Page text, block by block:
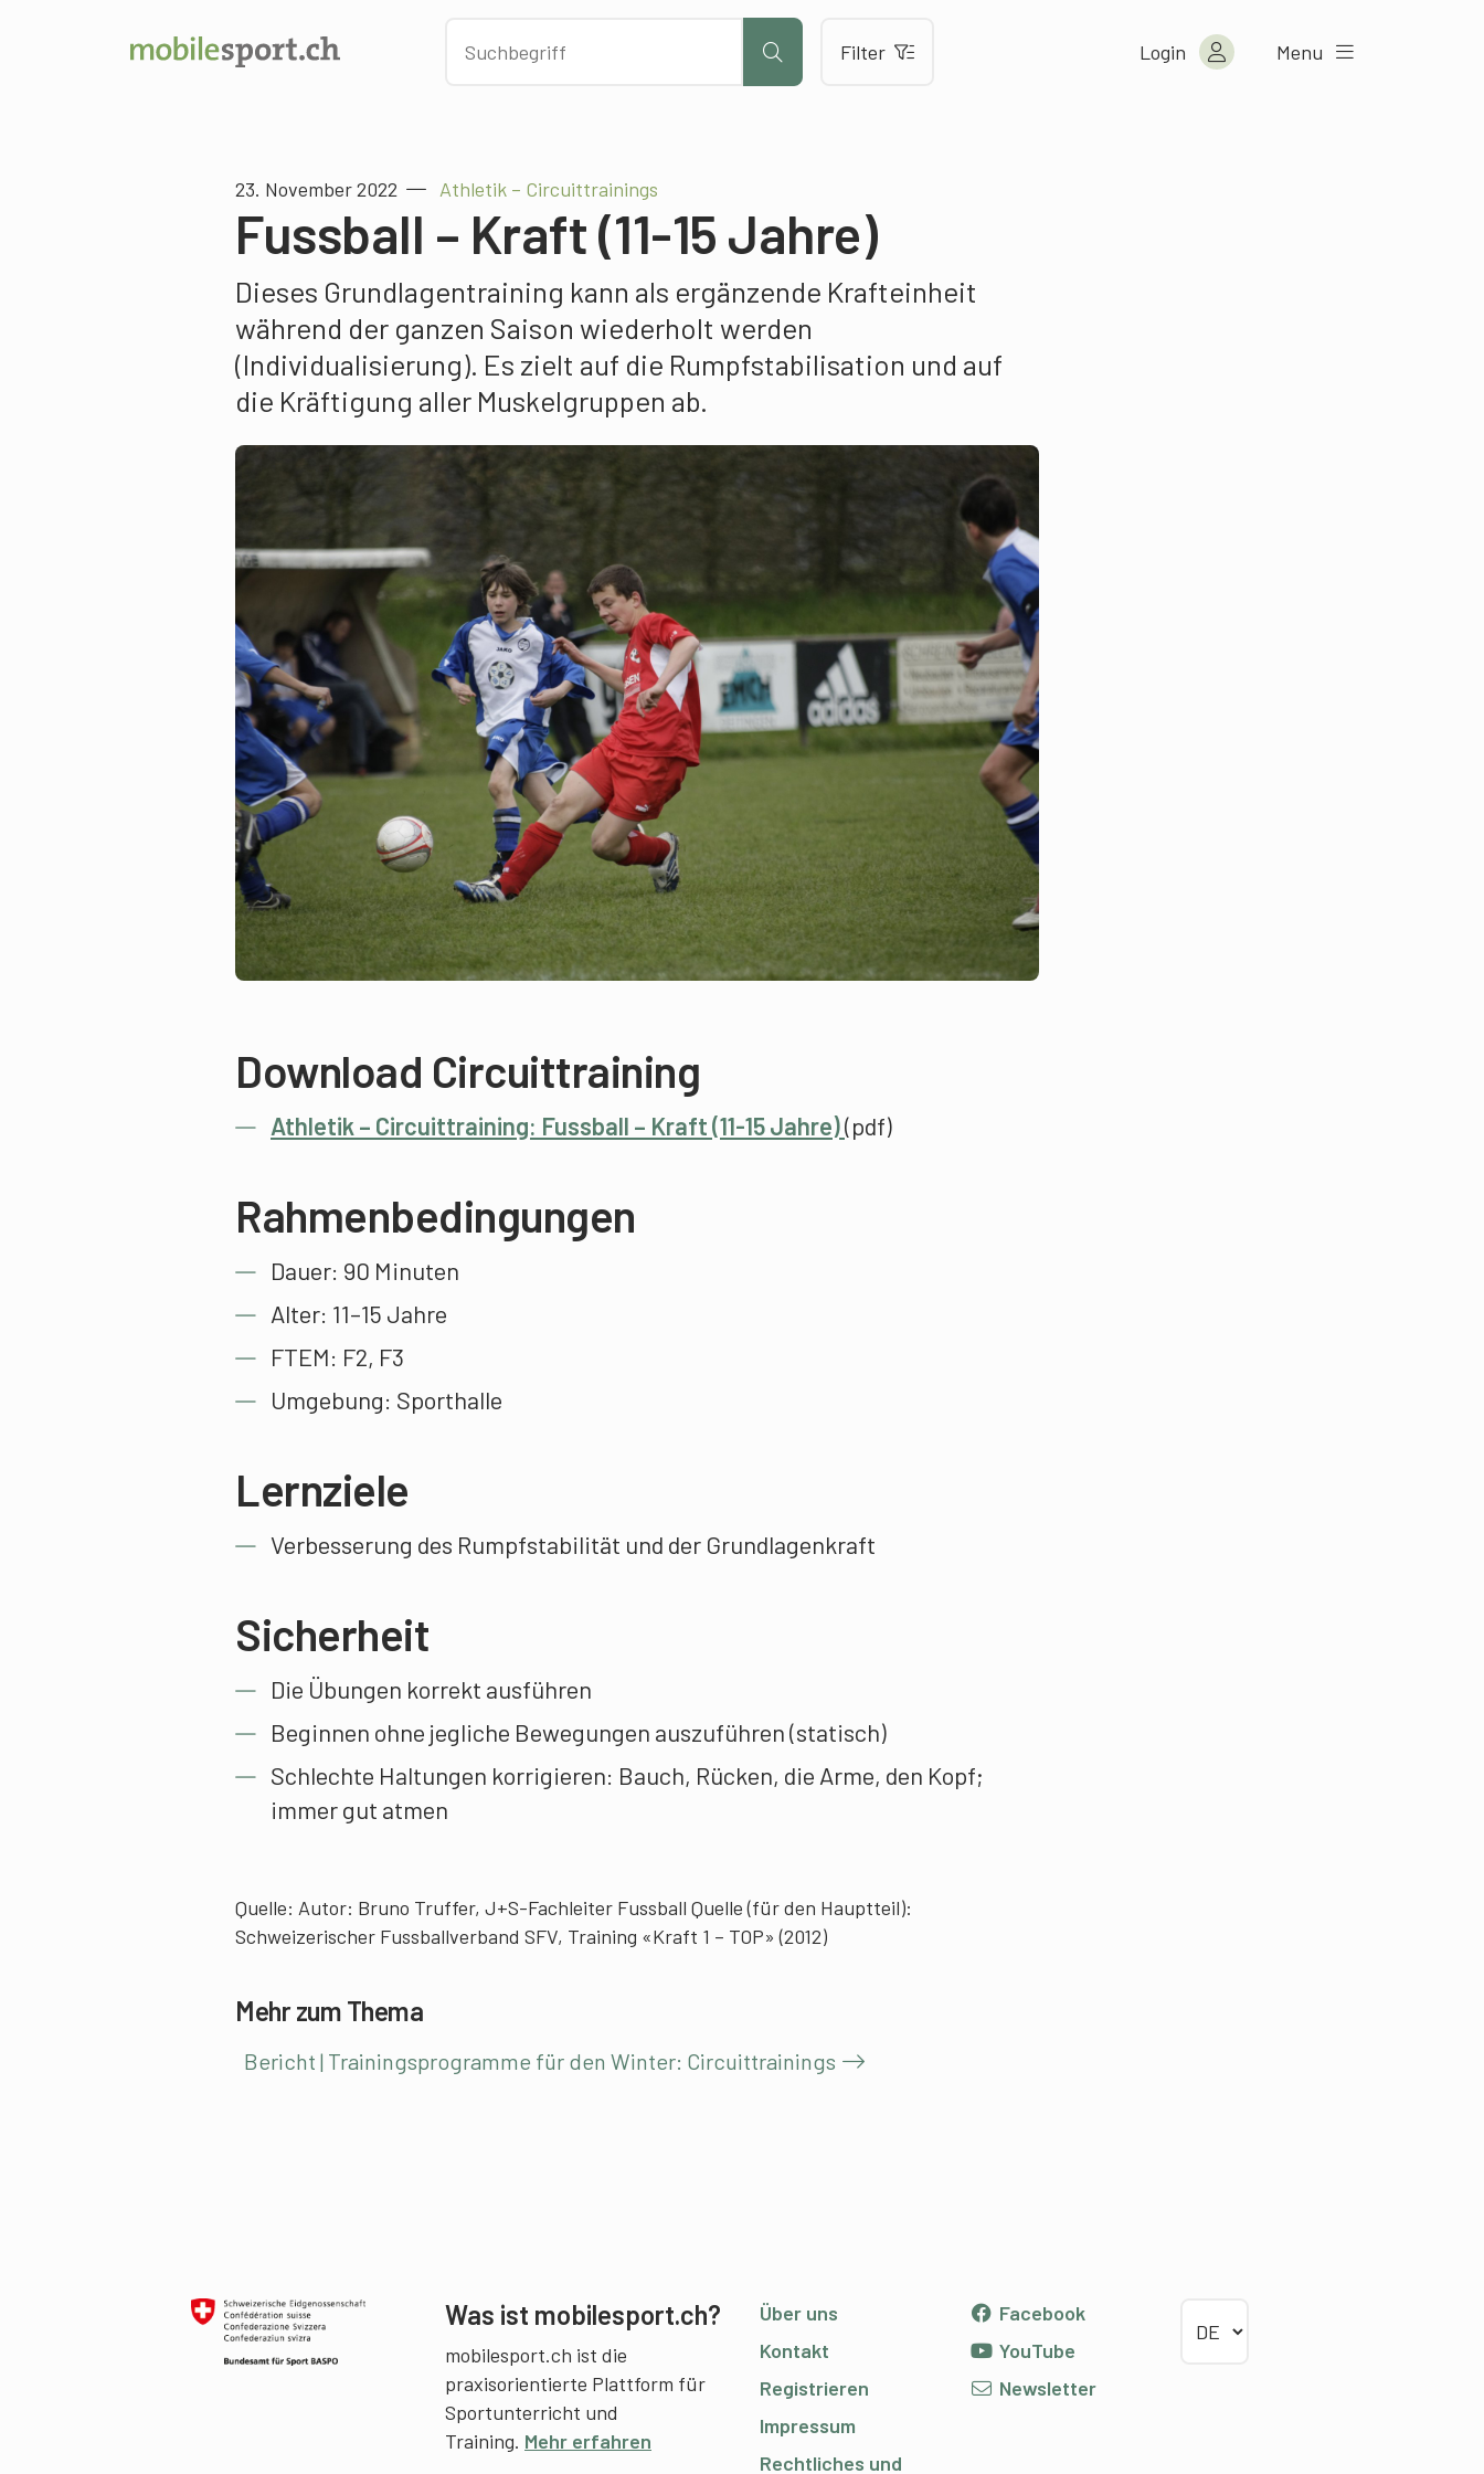
Filter Login Menu
23. November 2022 Athletik – Circuittrainings
Fussball – Kraft (11-15 Jahre)
Dieses Grundlagentraining kann als ergänzende Krafteinheit
während der ganzen Saison wiederholt werden
(Individualisierung). Es zielt auf die Rumpfstabilisation und auf
die Kräftigung aller Muskelgruppen ab.
Download Circuittraining
Athletik – Circuittraining: Fussball – Kraft (11-15 Jahre)(pdf)
Rahmenbedingungen
Dauer: 90 Minuten
Alter: 11–15 Jahre
FTEM: F2, F3
Umgebung: Sporthalle
Lernziele
Verbesserung des Rumpfstabilität und der Grundlagenkraft
Sicherheit
Die Übungen korrekt ausführen
Beginnen ohne jegliche Bewegungen auszuführen (statisch)
Schlechte Haltungen korrigieren: Bauch, Rücken, die Arme, den Kopf;
immer gut atmen
Quelle: Autor: Bruno Truffer, J+S-Fachleiter Fussball Quelle (für den Hauptteil):
Schweizerischer Fussballverband SFV, Training «Kraft 1 – TOP» (2012)
Mehr zum Thema
Bericht | Trainingsprogramme für den Winter: Circuittrainings
Was ist mobilesport.ch?
mobilesport.ch ist die
praxisorientierte Plattform für
Sportunterricht und
Training. Mehr erfahren
Über uns
Kontakt
Registrieren
Impressum
Rechtliches und
Facebook
YouTube
Newsletter